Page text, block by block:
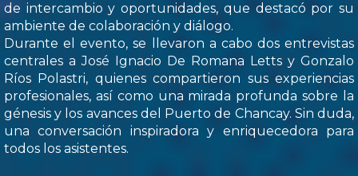
de intercambio y oportunidades, que destacó por su
ambiente de colaboración y diálogo.
Durante el evento, se llevaron a cabo dos entrevistas
centrales a José Ignacio De Romana Letts y Gonzalo
Ríos Polastri, quienes compartieron sus experiencias
profesionales, así como una mirada profunda sobre la
génesis y los avances del Puerto de Chancay. Sin duda,
una conversación inspiradora y enriquecedora para
todos los asistentes.